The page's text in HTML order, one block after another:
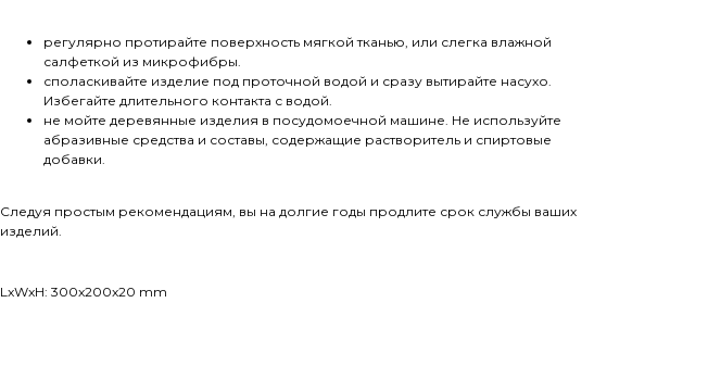
регулярно протирайте поверхность мягкой тканью, или слегка влажной
салфеткой из микрофибры.
споласкивайте изделие под проточной водой и сразу вытирайте насухо.
Избегайте длительного контакта с водой.
не мойте деревянные изделия в посудомоечной машине. Не используйте
абразивные средства и составы, содержащие растворитель и спиртовые
добавки.
Следуя простым рекомендациям, вы на долгие годы продлите срок службы ваших
изделий.
LxWxH: 300x200x20 mm